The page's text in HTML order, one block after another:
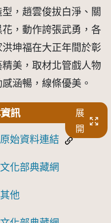
，趙雲俊拔白淨、關
，動作誇張武勇，各
坤福在大正年間於彰
美，取材北管戲人物
涵暢，線條優美。
訊
展
開
原始資料連結
文化部典藏網
其他